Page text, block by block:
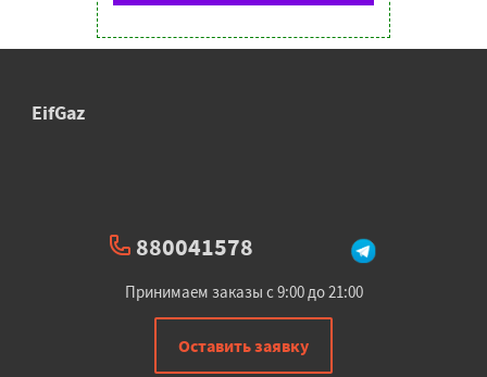
EifGaz
880041578
Принимаем заказы с 9:00 до 21:00
Оставить заявку